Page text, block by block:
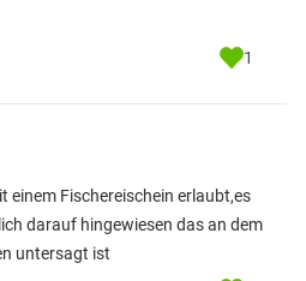
1
einem Fischereischein erlaubt,es
darauf hingewiesen das an dem
untersagt ist